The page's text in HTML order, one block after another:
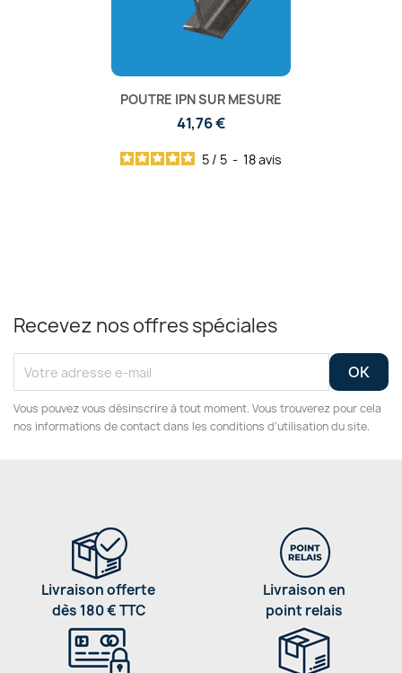
POUTRE IPN SUR MESURE
41,76 €
5 / 5 - 18avis
Recevez nos offres spéciales
Vous pouvez vous désinscrire à tout moment. Vous trouverez pour cela
nos informations de contact dans les conditions d'utilisation du site.
Livraison offerte
dès 180 € TTC
Livraison en
point relais